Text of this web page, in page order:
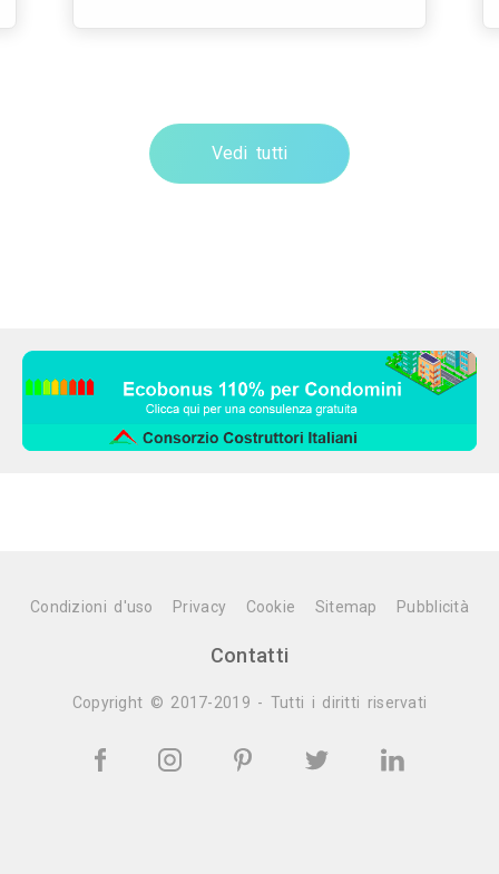
Vedi tutti
Condizioni d'uso Privacy Cookie Sitemap Pubblicità
Contatti
Copyright © 2017-2019 - Tutti i diritti riservati